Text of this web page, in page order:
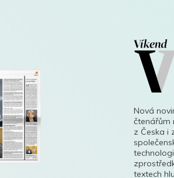
Nová
čtenářům
z Česka i
textech